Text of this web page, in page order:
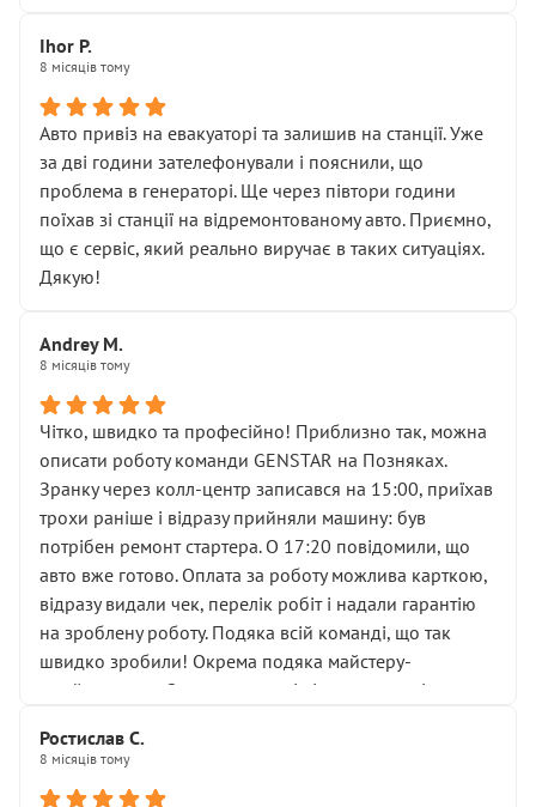
Далі ситуація тільки погіршилась:
• сказали, що тепер “потрібно знімати колеса”
• що біля авто стояти вже не можна
• почали озвучувати купу додаткових робіт без
чіткого пояснення
( ну все зняли та доробили) дякую!
Окремий момент, який виглядає абсурдно:
мені заявили, що бачок гальмівної рідини потрібно
міняти разом із головним гальмівним циліндром у
Для людини, яка хоча б трохи розуміється на техніці,
це звучить як мінімум непрофесійно, а як максимум —
спроба продати дорогий вузол замість елементарних
ущільнювачів.
Що прикро — це не перший мій візит. Раніше міняв у
вас стартер, і тоді сервіс наче справив хороше
враження. Але згодом знайшов декілька гайок під
лобовим склом. Мені пояснили, що це “старі гайки, які
відкручували”, і попросили не хвилюватися. ( надіюсь
новий власник, не застяг в полі))
Але після нинішнього візиту такі дрібниці вже не
здаються дрібницями.
Я — клієнт, який працює на довірі, і саме її цей сервіс
Хотілося б більше:
• належної уваги до авто
• прозорості в роботах і рахунках
Ihor P.
8 місяців тому
Авто привіз на евакуаторі та залишив на станції. Уже
за дві години зателефонували і пояснили, що
проблема в генераторі. Ще через півтори години
поїхав зі станції на відремонтованому авто. Приємно,
що є сервіс, який реально виручає в таких ситуаціях.
Дякую!
Andrey M.
8 місяців тому
Чітко, швидко та професійно! Приблизно так, можна
описати роботу команди GENSTAR на Позняках.
Зранку через колл-центр записався на 15:00, приїхав
трохи раніше і відразу прийняли машину: був
потрібен ремонт стартера. О 17:20 повідомили, що
авто вже готово. Оплата за роботу можлива карткою,
відразу видали чек, перелік робіт і надали гарантію
на зроблену роботу. Подяка всій команді, що так
швидко зробили! Окрема подяка майстеру-
приймальнику Олександру: всі чітко та по суті.
звертатися до цього автосервісу.
Ростислав С.
8 місяців тому